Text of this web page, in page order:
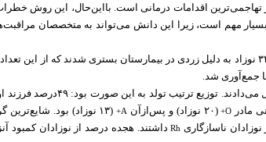
اقدامات درمانی است. بااین‌حال، این روش
مهم است، زیرا این دانش می‌تواند به متخصصان
جمع‌آوری شد
: از ۴۹ نوزاد موردبررسی، ۶۶ درصد پسر بودند. نوزادان نارس ۳۶ درصد از جمعیت موردمطالعه را تشکیل می‌دادند. توزیع ترتیب تولد
(۲۰ نوزاد) و پس‌ازآن
(۱۳ نوزاد) بود. شایع‌ترین
داشتند. هجده درصد از نوزادان کمبود